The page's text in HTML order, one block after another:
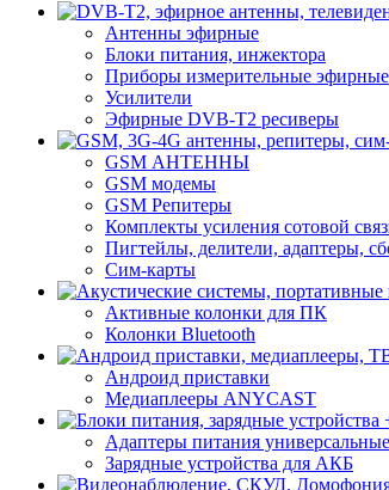
Антенны эфирные
Блоки питания, инжектора
Приборы измерительные эфирные
Усилители
Эфирные DVB-T2 ресиверы
GSM АНТЕННЫ
GSM модемы
GSM Репитеры
Комплекты усиления сотовой
Пигтейлы, делители, адаптеры,
Сим-карты
Активные колонки для ПК
Колонки Bluetooth
Андроид приставки
Медиаплееры ANYCAST
Адаптеры питания
Зарядные устройства для АКБ